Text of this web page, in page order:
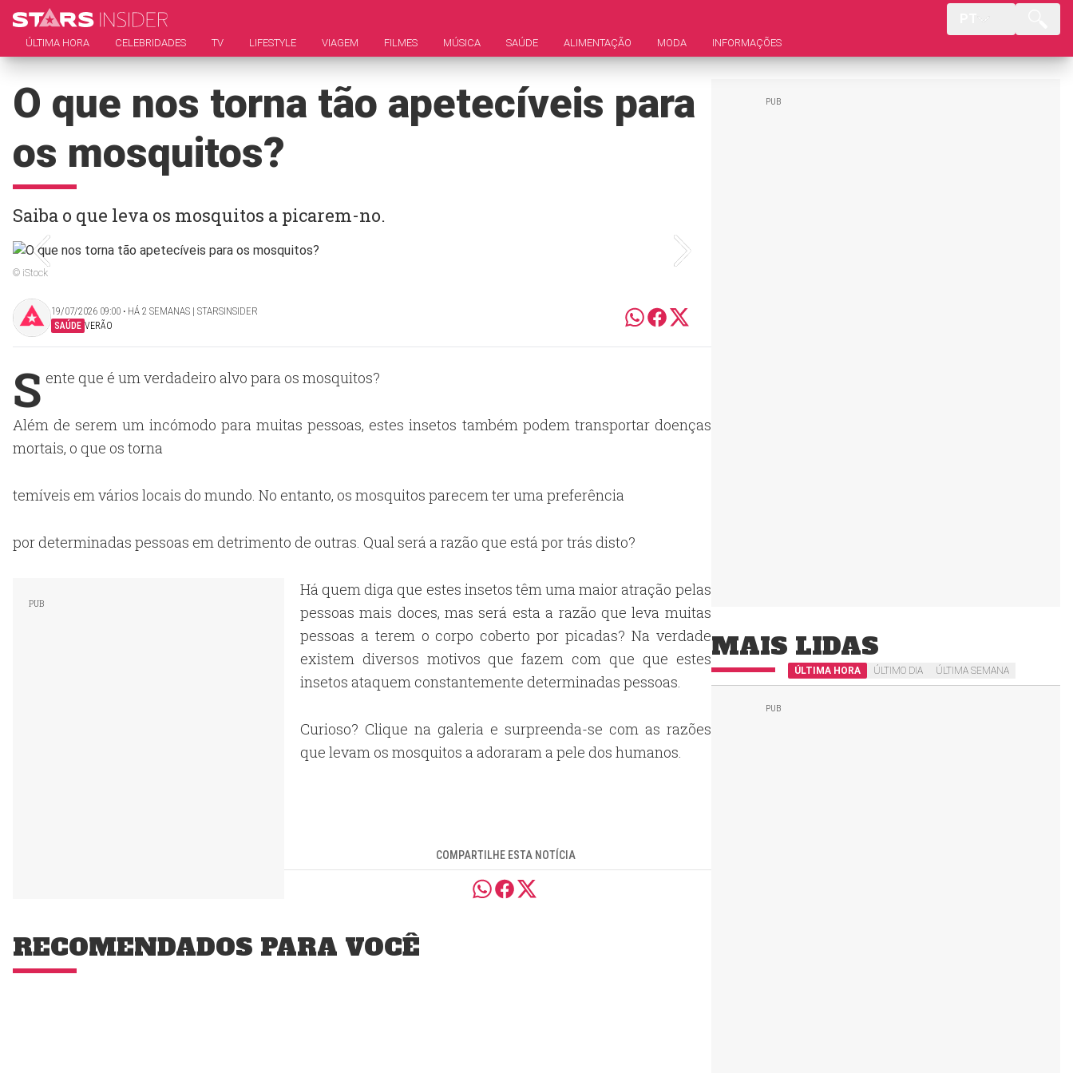
ÚLTIMA HORA CELEBRIDADES TV LIFESTYLE VIAGEM FILMES MÚSICA SAÚDE ALIMENTAÇÃO MODA INFORMAÇÕES
O que nos torna tão apetecíveis para
os mosquitos?
Saiba o que leva os mosquitos a picarem-no.
© iStock
19/07/2026 09:00 ‧ HÁ 2 SEMANAS | STARSINSIDER
SAÚDE VERÃO
S ente que é um verdadeiro alvo para os mosquitos?
Além de serem um incómodo para muitas pessoas, estes insetos também podem transportar doenças
mortais, o que os torna
temíveis em vários locais do mundo. No entanto, os mosquitos parecem ter uma preferência
por determinadas pessoas em detrimento de outras. Qual será a razão que está por trás disto?
Há quem diga que estes insetos têm uma maior atração pelas
pessoas mais doces, mas será esta a razão que leva muitas
pessoas a terem o corpo coberto por picadas? Na verdade
existem diversos motivos que fazem com que que estes
insetos ataquem constantemente determinadas pessoas.
Curioso? Clique na galeria e surpreenda-se com as razões
que levam os mosquitos a adoraram a pele dos humanos.
COMPARTILHE ESTA NOTÍCIA
RECOMENDADOS PARA VOCÊ
MAIS LIDAS
ÚLTIMA HORA ÚLTIMO DIA ÚLTIMA SEMANA